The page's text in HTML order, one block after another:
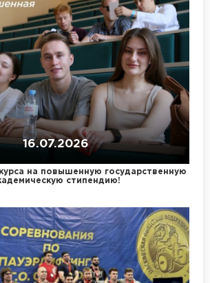
16.07.2026
на повышенную государственную
стипендию!